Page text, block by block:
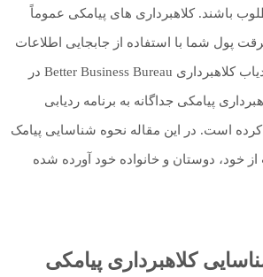
باشند. کلاهبرداری های پیامکی عموماً
پول شما با استفاده از جابجایی اطلاعات
شخصی شما. برنامه ردیاب کلاهبرداری Better Business Bureau در
، ۴۷۵۶۷ کلاهبرداری پیامکی جداگانه به برنامه ردیابی
کرده است. در این مقاله نحوه شناسایی پیامک
خود، دوستان و خانواده خود آورده شده